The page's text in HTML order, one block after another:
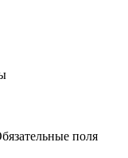
поля